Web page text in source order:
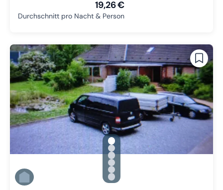
19,26 €
Durchschnitt pro Nacht & Person
gallery.slide_selector
Zu Slide 1 wechseln
Zu Slide 2 wechseln
Zu Slide 3 wechseln
Zu Slide 4 wechseln
Zu Slide 5 wechseln
Zu Slide 6 wechseln